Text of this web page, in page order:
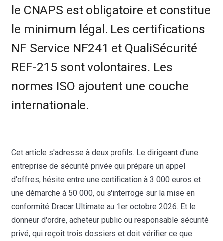
le CNAPS est obligatoire et constitue
le minimum légal. Les certifications
NF Service NF241 et QualiSécurité
REF-215 sont volontaires. Les
normes ISO ajoutent une couche
internationale.
Cet article s'adresse à deux profils. Le dirigeant d'une
entreprise de sécurité privée qui prépare un appel
d'offres, hésite entre une certification à 3 000 euros et
une démarche à 50 000, ou s'interroge sur la mise en
conformité Dracar Ultimate au 1er octobre 2026. Et le
donneur d'ordre, acheteur public ou responsable sécurité
privé, qui reçoit trois dossiers et doit vérifier ce que